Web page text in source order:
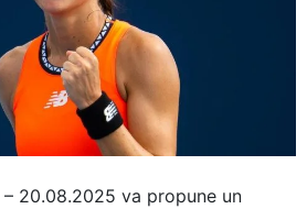
– 20.08.2025 va propune un